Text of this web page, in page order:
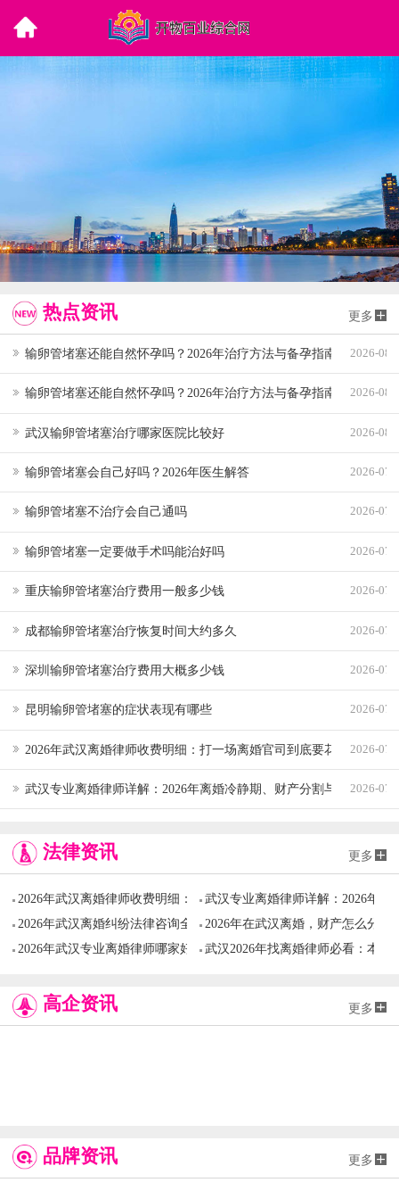
热点资讯 更多
输卵管堵塞还能自然怀孕吗？2026年治疗方法与备孕指南详解2026-08-
输卵管堵塞还能自然怀孕吗？2026年治疗方法与备孕指南 2026-08-
武汉输卵管堵塞治疗哪家医院比较好 2026-08-
输卵管堵塞会自己好吗？2026年医生解答 2026-07-
输卵管堵塞不治疗会自己通吗 2026-07-
输卵管堵塞一定要做手术吗能治好吗 2026-07-
重庆输卵管堵塞治疗费用一般多少钱 2026-07-
成都输卵管堵塞治疗恢复时间大约多久 2026-07-
深圳输卵管堵塞治疗费用大概多少钱 2026-07-
昆明输卵管堵塞的症状表现有哪些 2026-07-
2026年武汉离婚律师收费明细：打一场离婚官司到底要花多少钱？
2026-07-
武汉专业离婚律师详解：2026年离婚冷静期、财产分割与抚养权争
2026-07-
法律资讯 更多
2026年武汉离婚律师收费明细：打一场离婚官司到底要花多少钱？全
武汉专业离婚律师详解：2026年
2026年武汉离婚纠纷法律咨询全攻略：专业律师教您如何高效解决财
2026年在武汉离婚，财产怎么分
2026年武汉专业离婚律师哪家好？资深婚姻家事律所选择攻略与协议
武汉2026年找离婚律师必看：本
高企资讯 更多
品牌资讯 更多